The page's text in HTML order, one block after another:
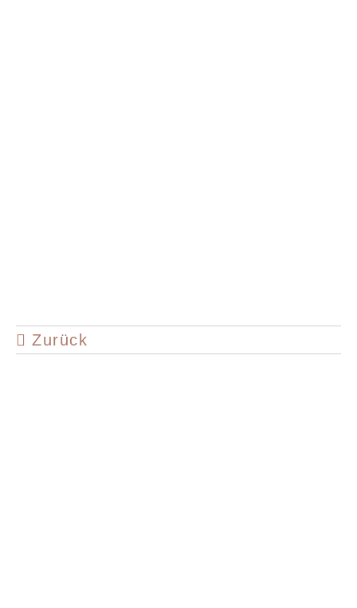
Zurück